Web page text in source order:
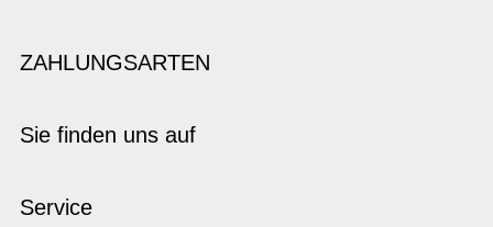
ZAHLUNGSARTEN
Sie finden uns auf
Service